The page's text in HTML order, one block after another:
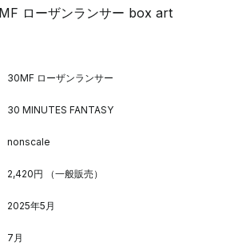
30MF ローザンランサー
30 MINUTES FANTASY
nonscale
2,420円 （一般販売）
2025年5月
7月